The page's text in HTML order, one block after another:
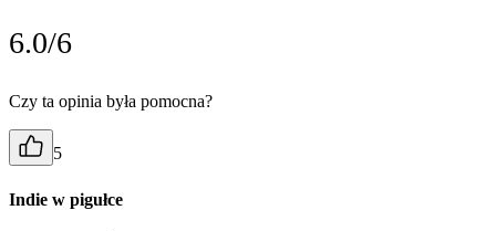
6.0/6
Czy ta opinia była pomocna?
5
Indie w pigułce